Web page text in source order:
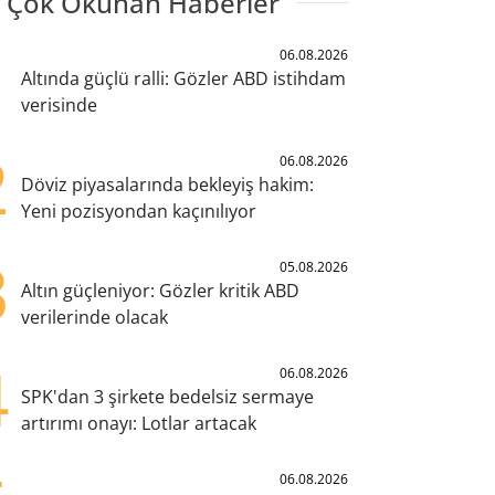
06.08.2026
Altında güçlü ralli: Gözler ABD istihdam
verisinde
06.08.2026
Döviz piyasalarında bekleyiş hakim:
Yeni pozisyondan kaçınılıyor
05.08.2026
Altın güçleniyor: Gözler kritik ABD
verilerinde olacak
06.08.2026
SPK'dan 3 şirkete bedelsiz sermaye
artırımı onayı: Lotlar artacak
06.08.2026